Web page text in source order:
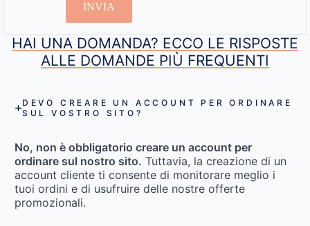
INVIA
HAI UNA DOMANDA? ECCO LE RISPOSTE
ALLE DOMANDE PIÙ FREQUENTI
DEVO CREARE UN ACCOUNT PER ORDINARE
SUL VOSTRO SITO?
No, non è obbligatorio creare un account per
ordinare sul nostro sito. Tuttavia, la creazione di un
account cliente ti consente di monitorare meglio i
tuoi ordini e di usufruire delle nostre offerte
promozionali.